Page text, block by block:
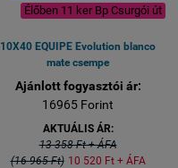
Élőben 11 ker Bp Csurgói út
10X40 EQUIPE Evolution blanco
mate csempe
Ajánlott fogyasztói ár:
16965 Forint
AKTUÁLIS ÁR:
13 358 Ft + ÁFA
(16 965 Ft) 10 520 Ft + ÁFA